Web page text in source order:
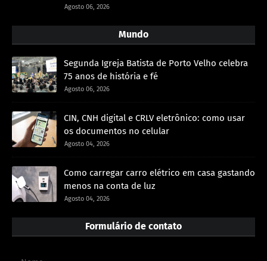
Agosto 06, 2026
Mundo
Segunda Igreja Batista de Porto Velho celebra
75 anos de história e fé
Agosto 06, 2026
CIN, CNH digital e CRLV eletrônico: como usar
os documentos no celular
Agosto 04, 2026
Como carregar carro elétrico em casa gastando
menos na conta de luz
Agosto 04, 2026
Formulário de contato